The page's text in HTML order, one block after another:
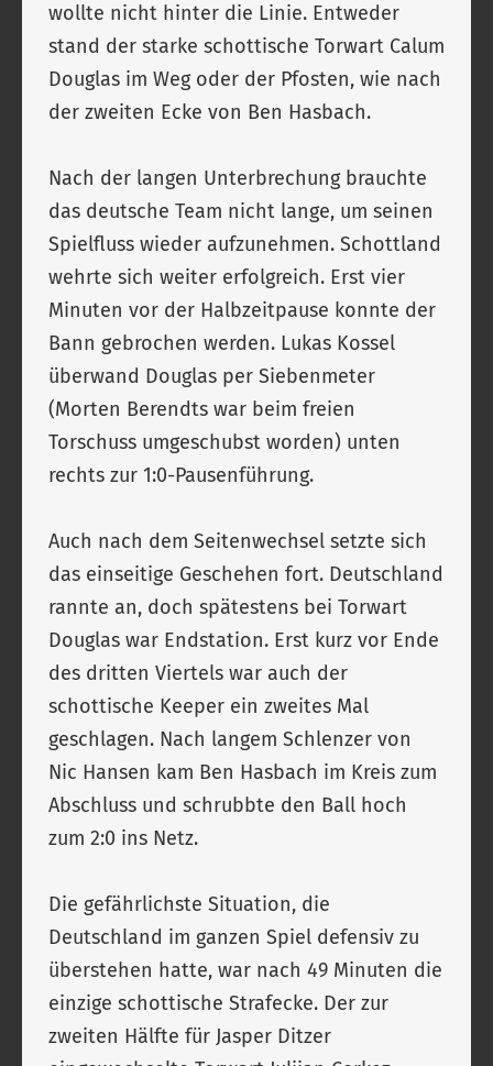
wollte nicht hinter die Linie. Entweder
stand der starke schottische Torwart Calum
Douglas im Weg oder der Pfosten, wie nach
der zweiten Ecke von Ben Hasbach.
Nach der langen Unterbrechung brauchte
das deutsche Team nicht lange, um seinen
Spielfluss wieder aufzunehmen. Schottland
wehrte sich weiter erfolgreich. Erst vier
Minuten vor der Halbzeitpause konnte der
Bann gebrochen werden. Lukas Kossel
überwand Douglas per Siebenmeter
(Morten Berendts war beim freien
Torschuss umgeschubst worden) unten
rechts zur 1:0-Pausenführung.
Auch nach dem Seitenwechsel setzte sich
das einseitige Geschehen fort. Deutschland
rannte an, doch spätestens bei Torwart
Douglas war Endstation. Erst kurz vor Ende
des dritten Viertels war auch der
schottische Keeper ein zweites Mal
geschlagen. Nach langem Schlenzer von
Nic Hansen kam Ben Hasbach im Kreis zum
Abschluss und schrubbte den Ball hoch
zum 2:0 ins Netz.
Die gefährlichste Situation, die
Deutschland im ganzen Spiel defensiv zu
überstehen hatte, war nach 49 Minuten die
einzige schottische Strafecke. Der zur
zweiten Hälfte für Jasper Ditzer